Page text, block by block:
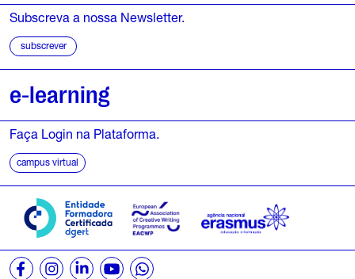
M
a
i
o
2
6
Subscreva a nossa Newsletter.
subscrever
e-learning
Faça Login na Plataforma.
campus virtual